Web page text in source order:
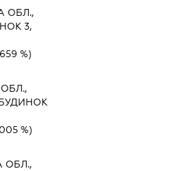
ОБЛ.,
3,
%)
ОБЛ.,
%)
ОБЛ.,